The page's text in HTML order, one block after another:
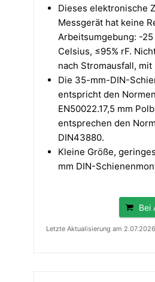
Dieses elektronische
Messgerät hat keine
Arbeitsumgebung: -
Celsius, ≤95% rF.
nach Stromausfall,
Die 35-mm-DIN-
entspricht den
EN50022.17,5 mm
entsprechen den
DIN43880.
Kleine Größe,
mm DIN-
Bei
Letzte Aktualisierung am